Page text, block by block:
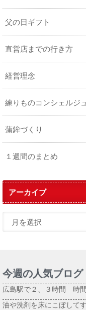
父の日ギフト
直営店までの行き方
経営理念
練りものコンシェルジ
蒲鉾づくり
１週間のまとめ
アーカイブ
今週の人気ブログ
広島駅で２、３時間 時
油や洗剤を床にこぼして